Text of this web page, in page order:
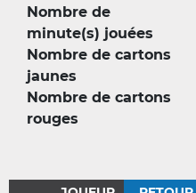
Nombre de
minute(s) jouées
Nombre de cartons
jaunes
Nombre de cartons
rouges